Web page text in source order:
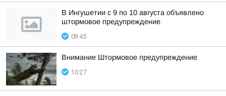
В Ингушетии с 9 по 10 августа объявлено
штормовое предупреждение
09:45
Внимание Штормовое предупреждение
10:27